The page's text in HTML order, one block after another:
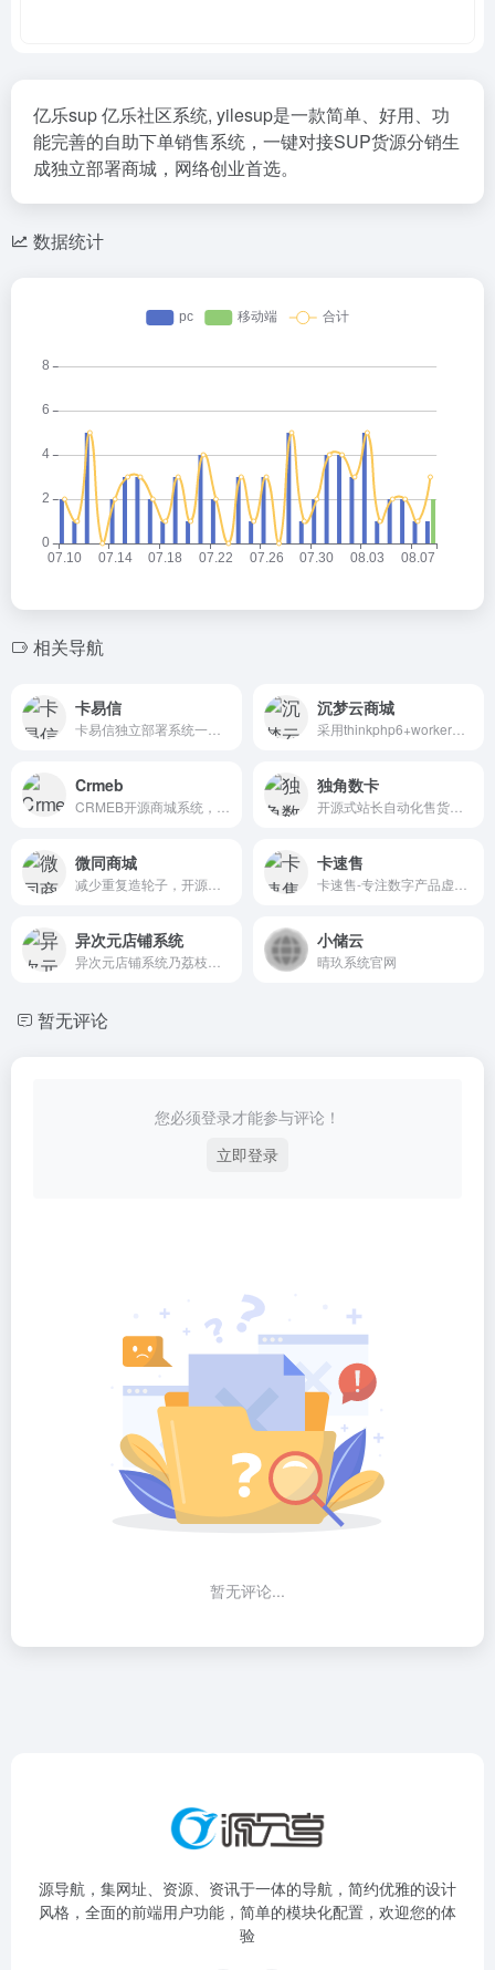
亿乐sup 亿乐社区系统, yilesup是一款简单、好用、功
能完善的自助下单销售系统，一键对接SUP货源分销生
成独立部署商城，网络创业首选。
数据统计
相关导航
卡易信 沉梦云商城
Crmeb 独角数卡
微同商城 卡速售
异次元店铺系统 小储云
晴玖系统官网
暂无评论
您必须登录才能参与评论！
立即登录
暂无评论...
源导航，集网址、资源、资讯于一体的导航，简约优雅的设计
风格，全面的前端用户功能，简单的模块化配置，欢迎您的体
验